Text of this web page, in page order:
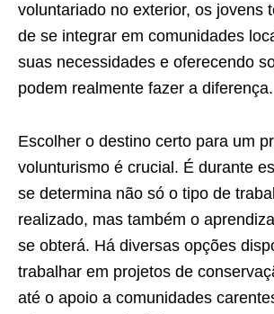
voluntariado no exterior, os jovens
de se integrar em comunidades
suas necessidades e oferecendo
podem realmente fazer a diferença.
Escolher o destino certo para um
volunturismo é crucial. É durante
se determina não só o tipo de
realizado, mas também o
se obterá. Há diversas opções
trabalhar em projetos de
até o apoio a comunidades